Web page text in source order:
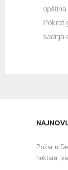
opština
Pokret
sadnja
Požar u
hektara,